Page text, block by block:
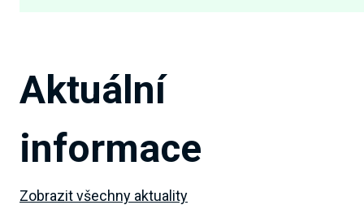
Aktuální
informace
Zobrazit všechny aktuality